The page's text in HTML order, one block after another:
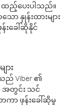
ည့်ပေးပါသည်။
နှုန်းထားများ
းခေါ်ဆိုနိုင်
ား
ည် Viber ၏
အတွင်း သင်
ာ ဖုန်းခေါ်ဆိုမှု